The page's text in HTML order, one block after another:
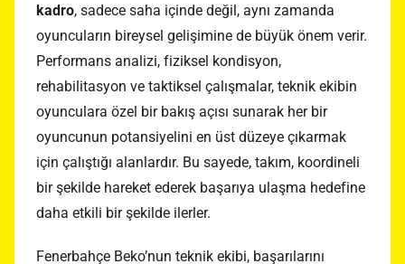
kadro, sadece saha içinde değil, aynı zamanda
oyuncuların bireysel gelişimine de büyük önem verir.
Performans analizi, fiziksel kondisyon,
rehabilitasyon ve taktiksel çalışmalar, teknik ekibin
oyunculara özel bir bakış açısı sunarak her bir
oyuncunun potansiyelini en üst düzeye çıkarmak
için çalıştığı alanlardır. Bu sayede, takım, koordineli
bir şekilde hareket ederek başarıya ulaşma hedefine
daha etkili bir şekilde ilerler.
Fenerbahçe Beko’nun teknik ekibi, başarılarını